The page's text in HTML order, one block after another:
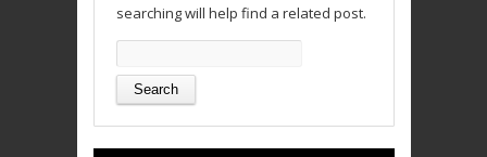
searching will help find a related post.
for: